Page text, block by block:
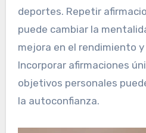
deportes. Repetir
puede cambiar la
mejora en el rendimiento
Incorporar afirmaciones
objetivos personales
la autoconfianza.